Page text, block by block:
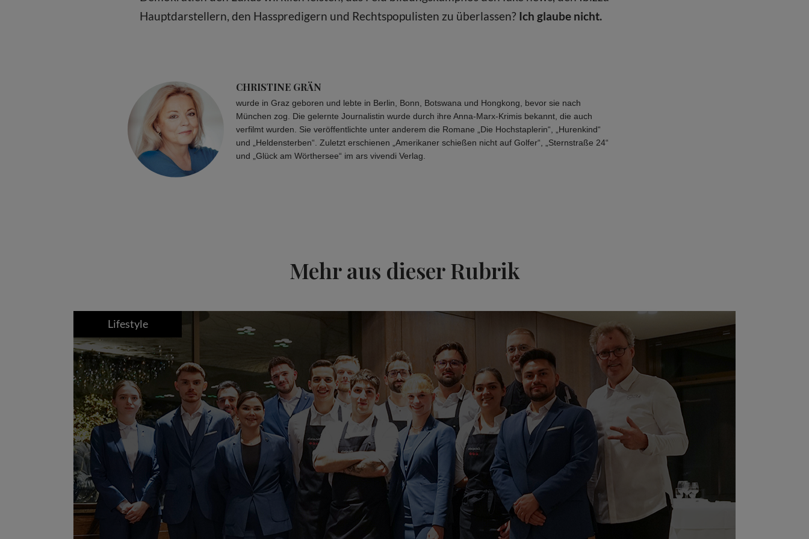
Hauptdarstellern, den Hasspredigern und Rechtspopulisten zu überlassen? Ich glaube nicht.
CHRISTINE GRÄN
wurde in Graz geboren und lebte in Berlin, Bonn, Botswana und Hongkong, bevor sie nach
München zog. Die gelernte Journalistin wurde durch ihre Anna-Marx-Krimis bekannt, die auch
verfilmt wurden. Sie veröffentlichte unter anderem die Romane „Die Hochstaplerin“, „Hurenkind“
und „Heldensterben“. Zuletzt erschienen „Amerikaner schießen nicht auf Golfer“, „Sternstraße 24“
und „Glück am Wörthersee“ im ars vivendi Verlag.
Mehr aus dieser Rubrik
Lifestyle